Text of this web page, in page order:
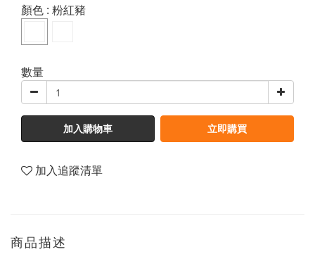
顏色 : 粉紅豬
數量
加入購物車 立即購買
加入追蹤清單
商品描述